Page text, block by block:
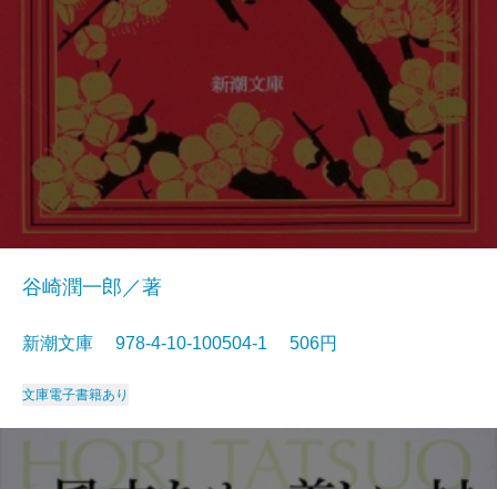
谷崎潤一郎／著
新潮文庫 978-4-10-100504-1 506円
文庫電子書籍あり